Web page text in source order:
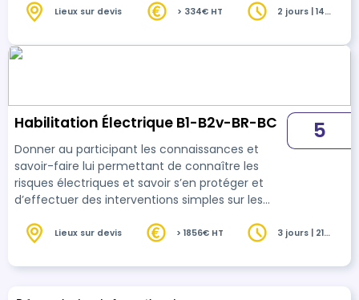
510. Elle intègre les conduites à tenir en cas
Lieux sur devis > 334€ HT
2 jours | 14
Habilitation Électrique B1-B2v-BR-BC
Donner au participant les connaissances et
savoir-faire lui permettant de connaître les
risques électriques et savoir s’en protéger et
d’effectuer des interventions simples sur les
formation prend en compte les dernières
risques et la sécurité au travail.
5
Lieux sur devis > 1856€ HT
3 jours | 21